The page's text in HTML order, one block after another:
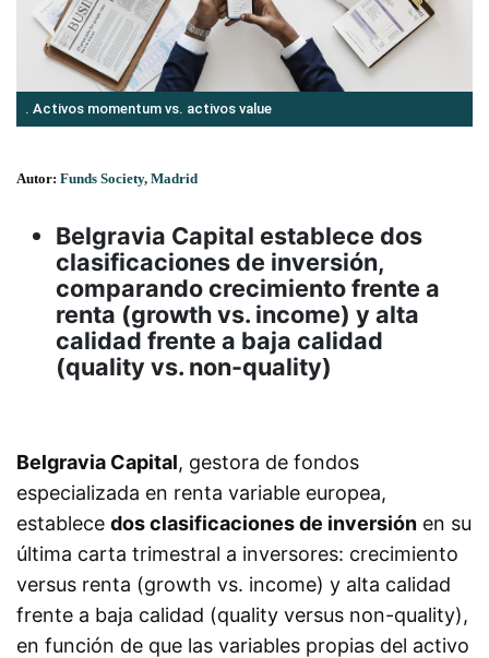
. Activos momentum vs. activos value
Autor: Funds Society, Madrid
Belgravia Capital establece dos
clasificaciones de inversión,
comparando crecimiento frente a
renta (growth vs. income) y alta
calidad frente a baja calidad
(quality vs. non-quality)
Belgravia Capital, gestora de fondos
especializada en renta variable europea,
establece dos clasificaciones de inversión en su
última carta trimestral a inversores: crecimiento
versus renta (growth vs. income) y alta calidad
frente a baja calidad (quality versus non-quality),
en función de que las variables propias del activo